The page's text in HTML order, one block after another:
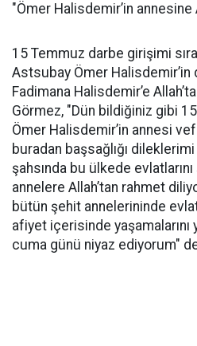
"Ömer Halisdemir’in annesine
15 Temmuz darbe girişimi
Astsubay Ömer
Fadimana Halisdemir’e
Görmez, "Dün bildiğiniz gibi
Ömer Halisdemir’in annesi
buradan başsağlığı
şahsında bu ülkede
annelere Allah’tan rahmet
bütün şehit annelerininde
afiyet içerisinde
cuma günü niyaz ediyorum"